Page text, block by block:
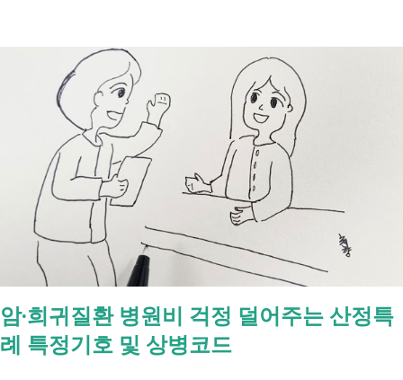
일 발표된 보건복지부 업무계획에 담긴 내용은 무엇인가요? 2027년 보건
복지부의 업무계획에 담긴 장애인관련은 어떤 내용이 있는지 살펴보겠습
니다. 정부 업무계획 내용 추진 시기 3급 단일장애까지 장애인연금 지급
2027년 중증장애인 생계급여 부양의무자 기준 폐지 2027년 하반기 활동
지원서비스 65세 이후 선택권 보장 2027년 7월 최중증 발달장애인 24시
간 긴급돌봄 확대 확대 추진 장애인 공공일자리 지속 확대 계속 추진 ※
업무계획에 담긴 내용으로, 법 개정과 예산 반영 등을 거쳐 시행될 예정
입니다. 부모와 함께 살아도 장애인연금을 받을 수 있을까요? 이번 보건
복지부 업무계획이 발표된 뒤 많은 분들이 질문하셨습니다. "부모와 같이
살면 장애인연금을 받을 수 없나요?" "혼자 살아야만 받을 수 있는 건가
요?" 결론부터 말씀드리면 부모와 함께 거주한다는 이유만으로 장애인연
금을 받을 수 없는 것은 아닙니다. 많은 분들이 이번 업무계획에 포함된
암·희귀질환 병원비 걱정 덜어주는 산정특
례 특정기호 및 상병코드